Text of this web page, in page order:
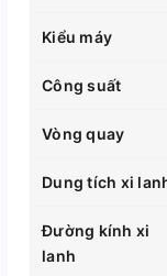
Kiểu máy
Công suất
Vòng quay
Dung tích xi
Đường kính xi
lanh